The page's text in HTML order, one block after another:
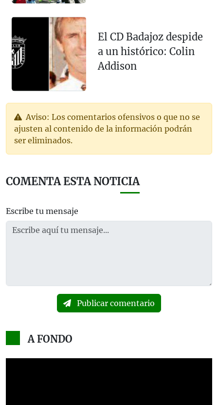
El CD Badajoz despide
a un histórico: Colin
Addison
Aviso: Los comentarios ofensivos o que no se
ajusten al contenido de la información podrán
ser eliminados.
COMENTA ESTA NOTICIA
Escribe tu mensaje
Publicar comentario
A FONDO